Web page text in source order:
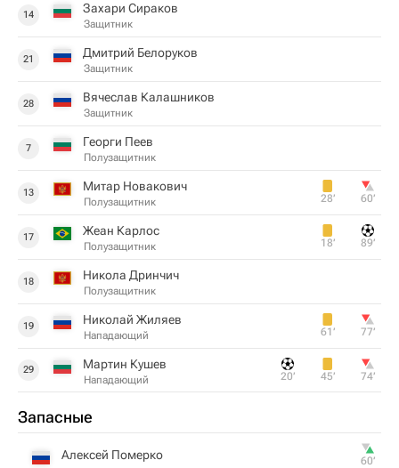
14 Захари Сираков
Защитник
21 Дмитрий Белоруков
Защитник
28 Вячеслав Калашников
Защитник
7 Георги Пеев
Полузащитник
13 Митар Новакович
Полузащитник 28‎’‎ 60‎’‎
17 Жеан Карлос
Полузащитник 18‎’‎ 89‎’‎
18 Никола Дринчич
Полузащитник
19 Николай Жиляев
Нападающий 61‎’‎ 77‎’‎
29 Мартин Кушев
Нападающий 20‎’‎ 45‎’‎ 74‎’‎
Запасные
Алексей Померко 60‎’‎